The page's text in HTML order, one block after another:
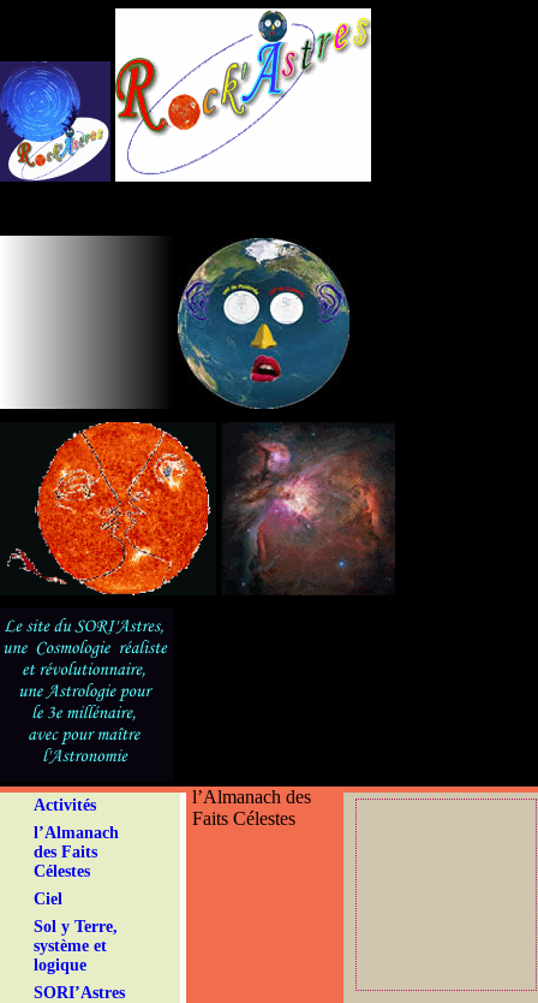
Activités
l’Almanach
des Faits
Célestes
Ciel
Sol y Terre,
système et
logique
SORI’Astres
l’Almanach des
Faits Célestes
Panneau de gestion des cookies